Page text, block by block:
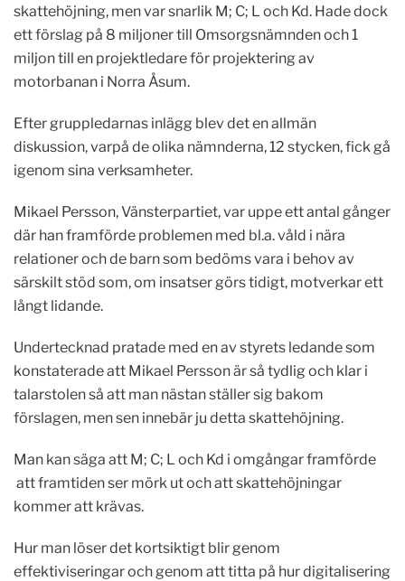
skattehöjning, men var snarlik M; C; L och Kd. Hade dock
ett förslag på 8 miljoner till Omsorgsnämnden och 1
miljon till en projektledare för projektering av
motorbanan i Norra Åsum.
Efter gruppledarnas inlägg blev det en allmän
diskussion, varpå de olika nämnderna, 12 stycken, fick gå
igenom sina verksamheter.
Mikael Persson, Vänsterpartiet, var uppe ett antal gånger
där han framförde problemen med bl.a. våld i nära
relationer och de barn som bedöms vara i behov av
särskilt stöd som, om insatser görs tidigt, motverkar ett
långt lidande.
Undertecknad pratade med en av styrets ledande som
konstaterade att Mikael Persson är så tydlig och klar i
talarstolen så att man nästan ställer sig bakom
förslagen, men sen innebär ju detta skattehöjning.
Man kan säga att M; C; L och Kd i omgångar framförde
att framtiden ser mörk ut och att skattehöjningar
kommer att krävas.
Hur man löser det kortsiktigt blir genom
effektiviseringar och genom att titta på hur digitalisering